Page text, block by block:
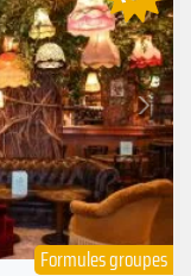
Suivant
Formules groupes